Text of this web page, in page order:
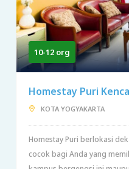
10-12 org
Homestay Puri
KOTA YOGYAKARTA
Homestay Puri berlokasi
cocok bagi Anda yang